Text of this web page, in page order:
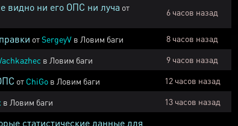
видно ни его ОПС ни луча от
6 часов назад
отSergeyV в Ловим баги 8 часов назад
в Ловим баги 9 часов назад
от ChiGo в Ловим баги 12 часов назад
в Ловим баги 13 часов назад
статистические данные для